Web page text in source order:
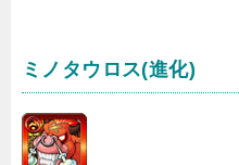
ミノタウロス(進化)